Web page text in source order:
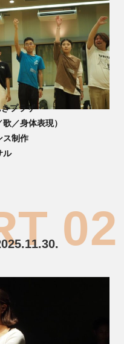
プラザ
／身体表現）
ス制作
ル